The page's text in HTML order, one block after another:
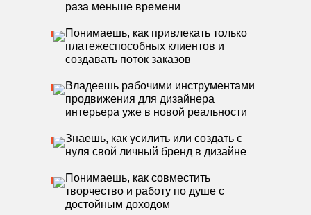
раза меньше времени
Понимаешь, как привлекать только
платежеспособных клиентов и
создавать поток заказов
Владеешь рабочими инструментами
продвижения для дизайнера
интерьера уже в новой реальности
Знаешь, как усилить или создать с
нуля свой личный бренд в дизайне
Понимаешь, как совместить
творчество и работу по душе с
достойным доходом